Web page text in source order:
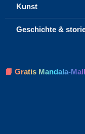
Kunst
Geschichte &
📘 Gratis Mandala-